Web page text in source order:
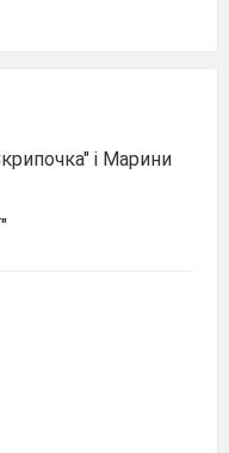
і Марини